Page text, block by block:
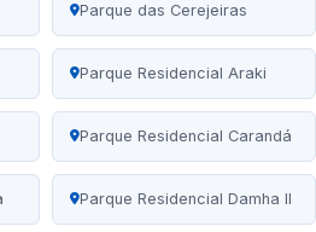
Parque das Cerejeiras
Parque Residencial Araki
Parque Residencial Carandá
Parque Residencial Damha II